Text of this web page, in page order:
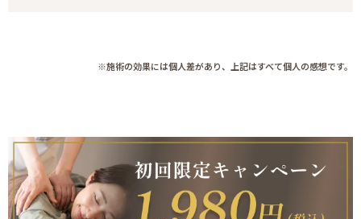
※施術の効果には個人差があり、上記はすべて個人の感想です。